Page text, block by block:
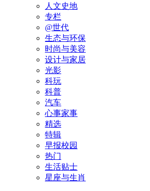
人文史地
专栏
@世代
生态与环保
时尚与美容
设计与家居
光影
科玩
科普
汽车
心事家事
精选
特辑
早报校园
热门
生活贴士
星座与生肖